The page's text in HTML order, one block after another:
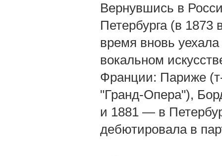
Вернувшись в
Петербурга (в 1873
время вновь
вокальном
Франции: Париже
"Гранд-Опера"),
и 1881 — в
дебютировала в